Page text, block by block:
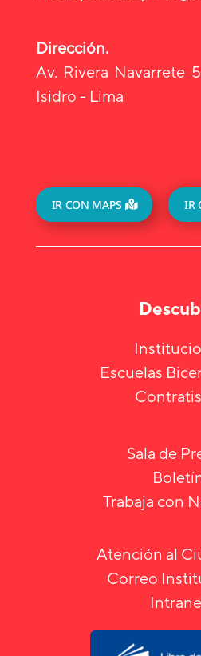
Dirección.
Av. Rivera Navarrete
Isidro - Lima
IR CON MAPS IR
Escuelas
Sala de
Trabaja con
Atención al
Correo